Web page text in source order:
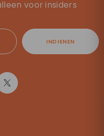
voor insiders
INDIENEN